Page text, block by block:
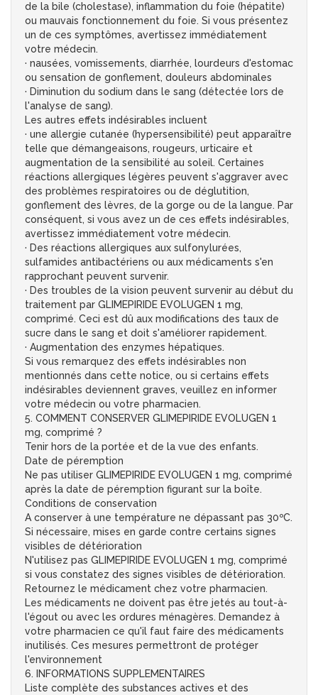
de la bile (cholestase), inflammation du foie (hépatite)
ou mauvais fonctionnement du foie. Si vous présentez
un de ces symptômes, avertissez immédiatement
votre médecin.
· nausées, vomissements, diarrhée, lourdeurs d'estomac
ou sensation de gonflement, douleurs abdominales
· Diminution du sodium dans le sang (détectée lors de
l'analyse de sang).
Les autres effets indésirables incluent
· une allergie cutanée (hypersensibilité) peut apparaître
telle que démangeaisons, rougeurs, urticaire et
augmentation de la sensibilité au soleil. Certaines
réactions allergiques légères peuvent s'aggraver avec
des problèmes respiratoires ou de déglutition,
gonflement des lèvres, de la gorge ou de la langue. Par
conséquent, si vous avez un de ces effets indésirables,
avertissez immédiatement votre médecin.
· Des réactions allergiques aux sulfonylurées,
sulfamides antibactériens ou aux médicaments s'en
rapprochant peuvent survenir.
· Des troubles de la vision peuvent survenir au début du
traitement par GLIMEPIRIDE EVOLUGEN 1 mg,
comprimé. Ceci est dû aux modifications des taux de
sucre dans le sang et doit s'améliorer rapidement.
· Augmentation des enzymes hépatiques.
Si vous remarquez des effets indésirables non
mentionnés dans cette notice, ou si certains effets
indésirables deviennent graves, veuillez en informer
votre médecin ou votre pharmacien.
5. COMMENT CONSERVER GLIMEPIRIDE EVOLUGEN 1
mg, comprimé ?
Tenir hors de la portée et de la vue des enfants.
Date de péremption
Ne pas utiliser GLIMEPIRIDE EVOLUGEN 1 mg, comprimé
après la date de péremption figurant sur la boîte.
Conditions de conservation
A conserver à une température ne dépassant pas 30ºC.
Si nécessaire, mises en garde contre certains signes
visibles de détérioration
N'utilisez pas GLIMEPIRIDE EVOLUGEN 1 mg, comprimé
si vous constatez des signes visibles de détérioration.
Retournez le médicament chez votre pharmacien.
Les médicaments ne doivent pas être jetés au tout-à-
l'égout ou avec les ordures ménagères. Demandez à
votre pharmacien ce qu'il faut faire des médicaments
inutilisés. Ces mesures permettront de protéger
l'environnement
6. INFORMATIONS SUPPLEMENTAIRES
Liste complète des substances actives et des